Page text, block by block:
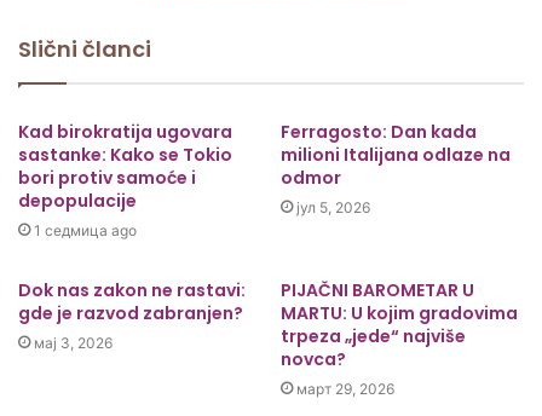
Slični članci
Kad birokratija ugovara
sastanke: Kako se Tokio
bori protiv samoće i
depopulacije
1 седмица ago
Ferragosto: Dan kada
milioni Italijana odlaze na
odmor
јул 5, 2026
Dok nas zakon ne rastavi:
gde je razvod zabranjen?
мај 3, 2026
PIJAČNI BAROMETAR U
MARTU: U kojim gradovima
trpeza „jede“ najviše
novca?
март 29, 2026